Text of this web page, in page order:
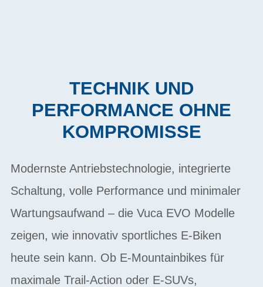
TECHNIK UND
PERFORMANCE OHNE
KOMPROMISSE
Modernste Antriebstechnologie, integrierte
Schaltung, volle Performance und minimaler
Wartungsaufwand – die Vuca EVO Modelle
zeigen, wie innovativ sportliches E-Biken
heute sein kann. Ob E-Mountainbikes für
maximale Trail-Action oder E-SUVs,